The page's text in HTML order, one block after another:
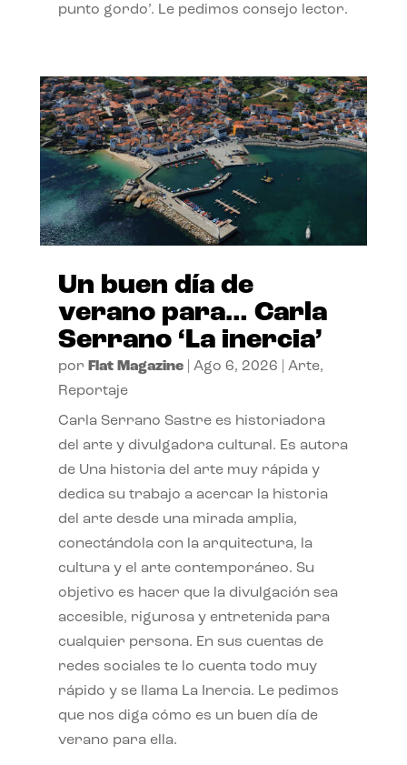
punto gordo’. Le pedimos consejo lector.
Un buen día de
verano para… Carla
Serrano ‘La inercia’
por Flat Magazine| Ago 6, 2026 Arte,
Reportaje
Carla Serrano Sastre es historiadora
del arte y divulgadora cultural. Es autora
de Una historia del arte muy rápida y
dedica su trabajo a acercar la historia
del arte desde una mirada amplia,
conectándola con la arquitectura, la
cultura y el arte contemporáneo. Su
objetivo es hacer que la divulgación sea
accesible, rigurosa y entretenida para
cualquier persona. En sus cuentas de
redes sociales te lo cuenta todo muy
rápido y se llama La Inercia. Le pedimos
que nos diga cómo es un buen día de
verano para ella.